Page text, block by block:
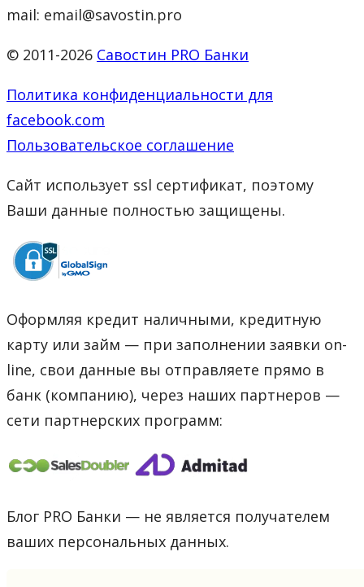
mail: email@savostin.pro
© 2011-2026 Савостин PRO Банки
Политика конфиденциальности для
facebook.com
Пользовательское соглашение
Сайт использует ssl сертификат, поэтому
Ваши данные полностью защищены.
Оформляя кредит наличными, кредитную
карту или займ — при заполнении заявки on-
line, свои данные вы отправляете прямо в
банк (компанию), через наших партнеров —
сети партнерских программ:
Блог PRO Банки — не является получателем
ваших персональных данных.